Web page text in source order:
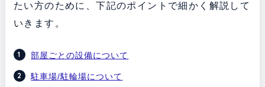
たい方のために、下記のポイントで細かく解説して
いきます。
部屋ごとの設備について
駐車場/駐輪場について